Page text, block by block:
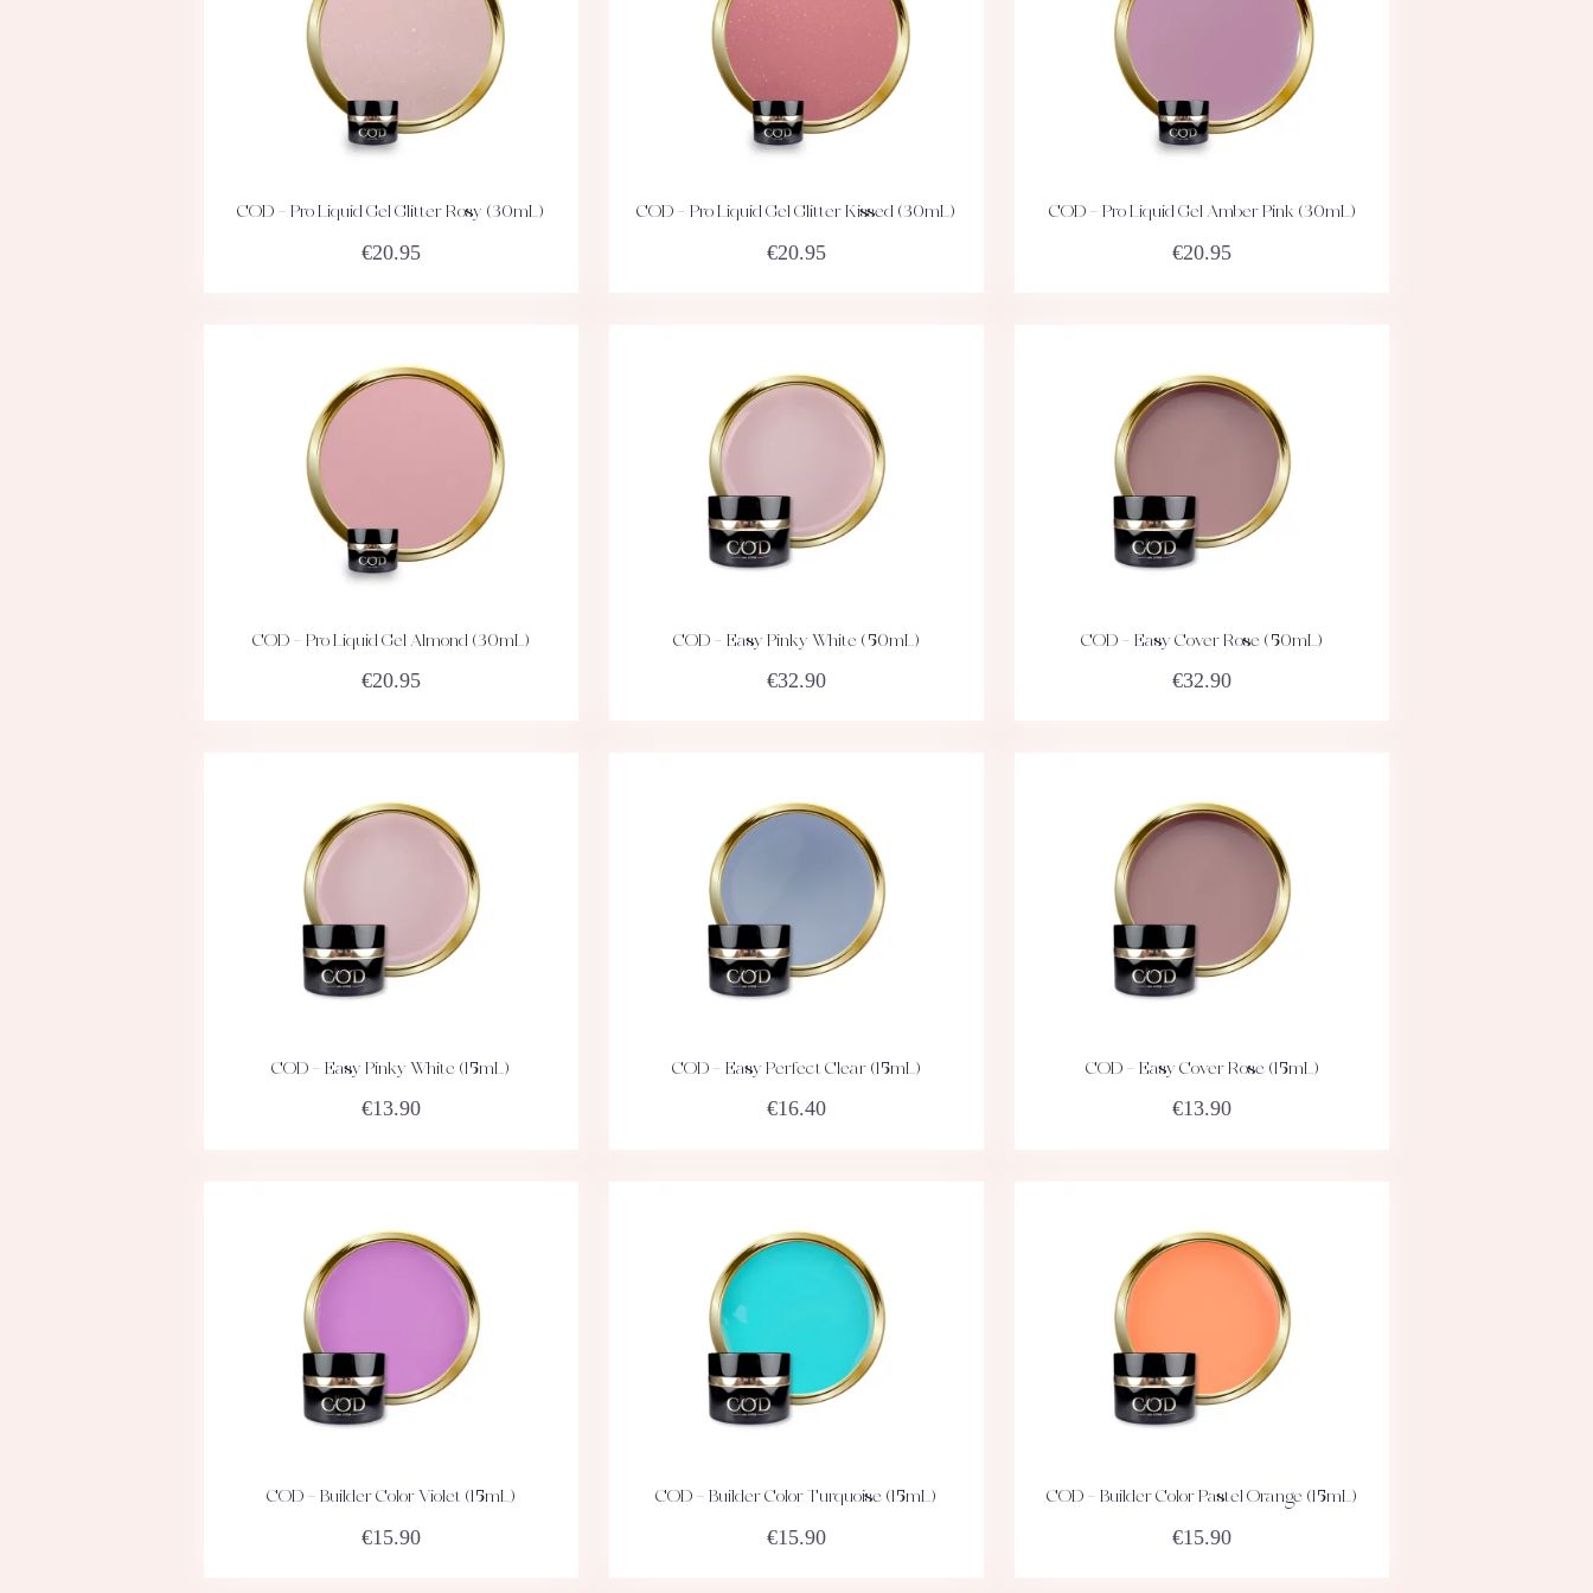
ACHETEZ DÉTAILS
COD – Pro Liquid Gel Glitter Rosy (30mL)
€20.95
ACHETEZ DÉTAILS
COD – Pro Liquid Gel Glitter Kissed (30mL)
€20.95
ACHETEZ DÉTAILS
COD – Pro Liquid Gel Amber Pink (30mL)
€20.95
ACHETEZ DÉTAILS
COD – Pro Liquid Gel Almond (30mL)
€20.95
ACHETEZ DÉTAILS
COD – Easy Pinky White (50mL)
€32.90
ACHETEZ DÉTAILS
COD – Easy Cover Rose (50mL)
€32.90
ACHETEZ DÉTAILS
COD – Easy Pinky White (15mL)
€13.90
ACHETEZ DÉTAILS
COD – Easy Perfect Clear (15mL)
€16.40
ACHETEZ DÉTAILS
COD – Easy Cover Rose (15mL)
€13.90
ACHETEZ DÉTAILS
COD – Builder Color Violet (15mL)
€15.90
ACHETEZ DÉTAILS
COD – Builder Color Turquoise (15mL)
€15.90
ACHETEZ DÉTAILS
COD – Builder Color Pastel Orange (15mL)
€15.90